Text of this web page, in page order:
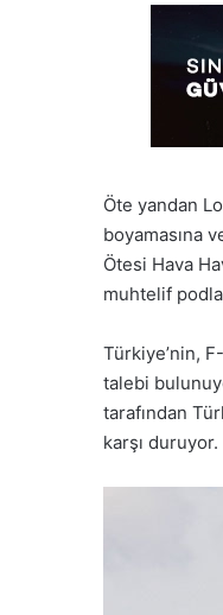
Öte yandan
boyamasına
Ötesi Hava
muhtelif
Türkiye’nin,
talebi
tarafından
karşı duruyor.